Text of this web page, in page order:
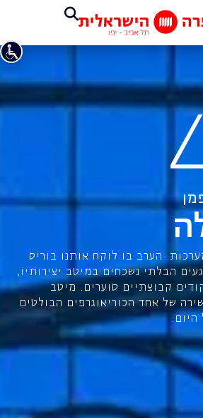
הערב בו לוקח אותנו בוריס
הבלתי נשכחים במיטב יצירותיו,
קבוצתיים סוערים. מיטב
של אחד הכוריאוגרפים הבולטים
היום.